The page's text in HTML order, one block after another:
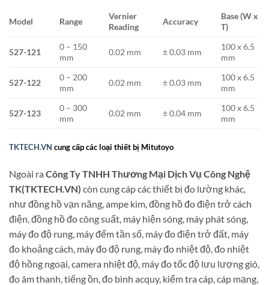
Model Range
Vernier
Reading
Accuracy
Base (W x
T)
527-121
0 – 150
mm
0.02 mm ± 0.03 mm
100 x 6.5
mm
527-122
0 – 200
mm
0.02 mm ± 0.03 mm
100 x 6.5
mm
527-123
0 – 300
mm
0.02 mm ± 0.04 mm
100 x 6.5
mm
TKTECH.VN cung cấp các loại thiết bị Mitutoyo
Ngoài ra Công Ty TNHH Thương Mại Dịch Vụ Công Nghệ
TK(TKTECH.VN) còn cung cáp các thiết bị đo lường khác,
như đồng hồ vạn năng, ampe kìm, đồng hồ đo điện trở cách
điện, đồng hồ đo công suất, máy hiện sóng, máy phát sóng,
máy đo độ rung, máy đếm tần số, máy đo điện trở đất, máy
đo khoảng cách, máy đo độ rung, máy đo nhiệt độ, đo nhiệt
độ hồng ngoại, camera nhiệt độ, máy đo tốc độ lưu lượng gió,
đo âm thanh, tiếng ồn, đo bình acquy, kiểm tra cáp, cáp mạng,